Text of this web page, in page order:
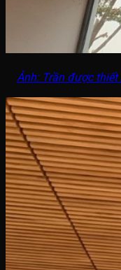
Ảnh: Trần được